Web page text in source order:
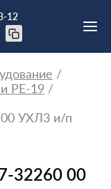
12
РЕ-19
00 УХЛ3 и/п
32260 00